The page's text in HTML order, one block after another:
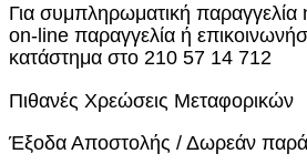
Για συμπληρωματική παραγγελία
on-line παραγγελία ή
κατάστημα στο 210 57 14 712
Πιθανές Χρεώσεις Μεταφορικών
Έξοδα Αποστολής / Δωρεάν